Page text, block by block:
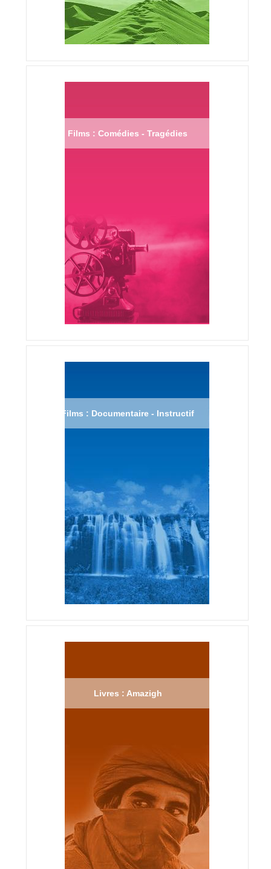
Films : Comédies - Tragédies
Films : Documentaire - Instructif
Livres : Amazigh